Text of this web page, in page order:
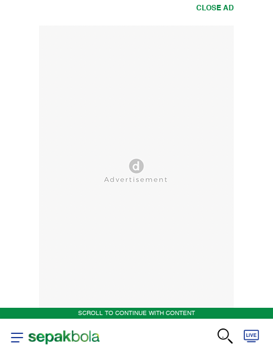
CLOSE AD
SCROLL TO CONTINUE WITH CONTENT